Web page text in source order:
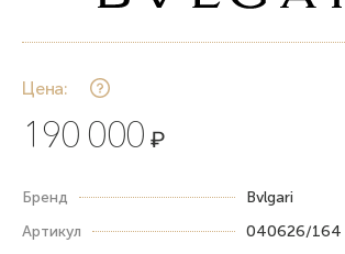
Цена:
190 000 ₽
Бренд
Bvlgari
Артикул
040626/164